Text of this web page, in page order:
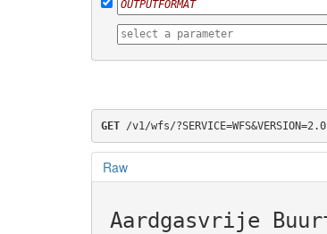
GET /v1/wfs/
Raw
Aardgasvrije